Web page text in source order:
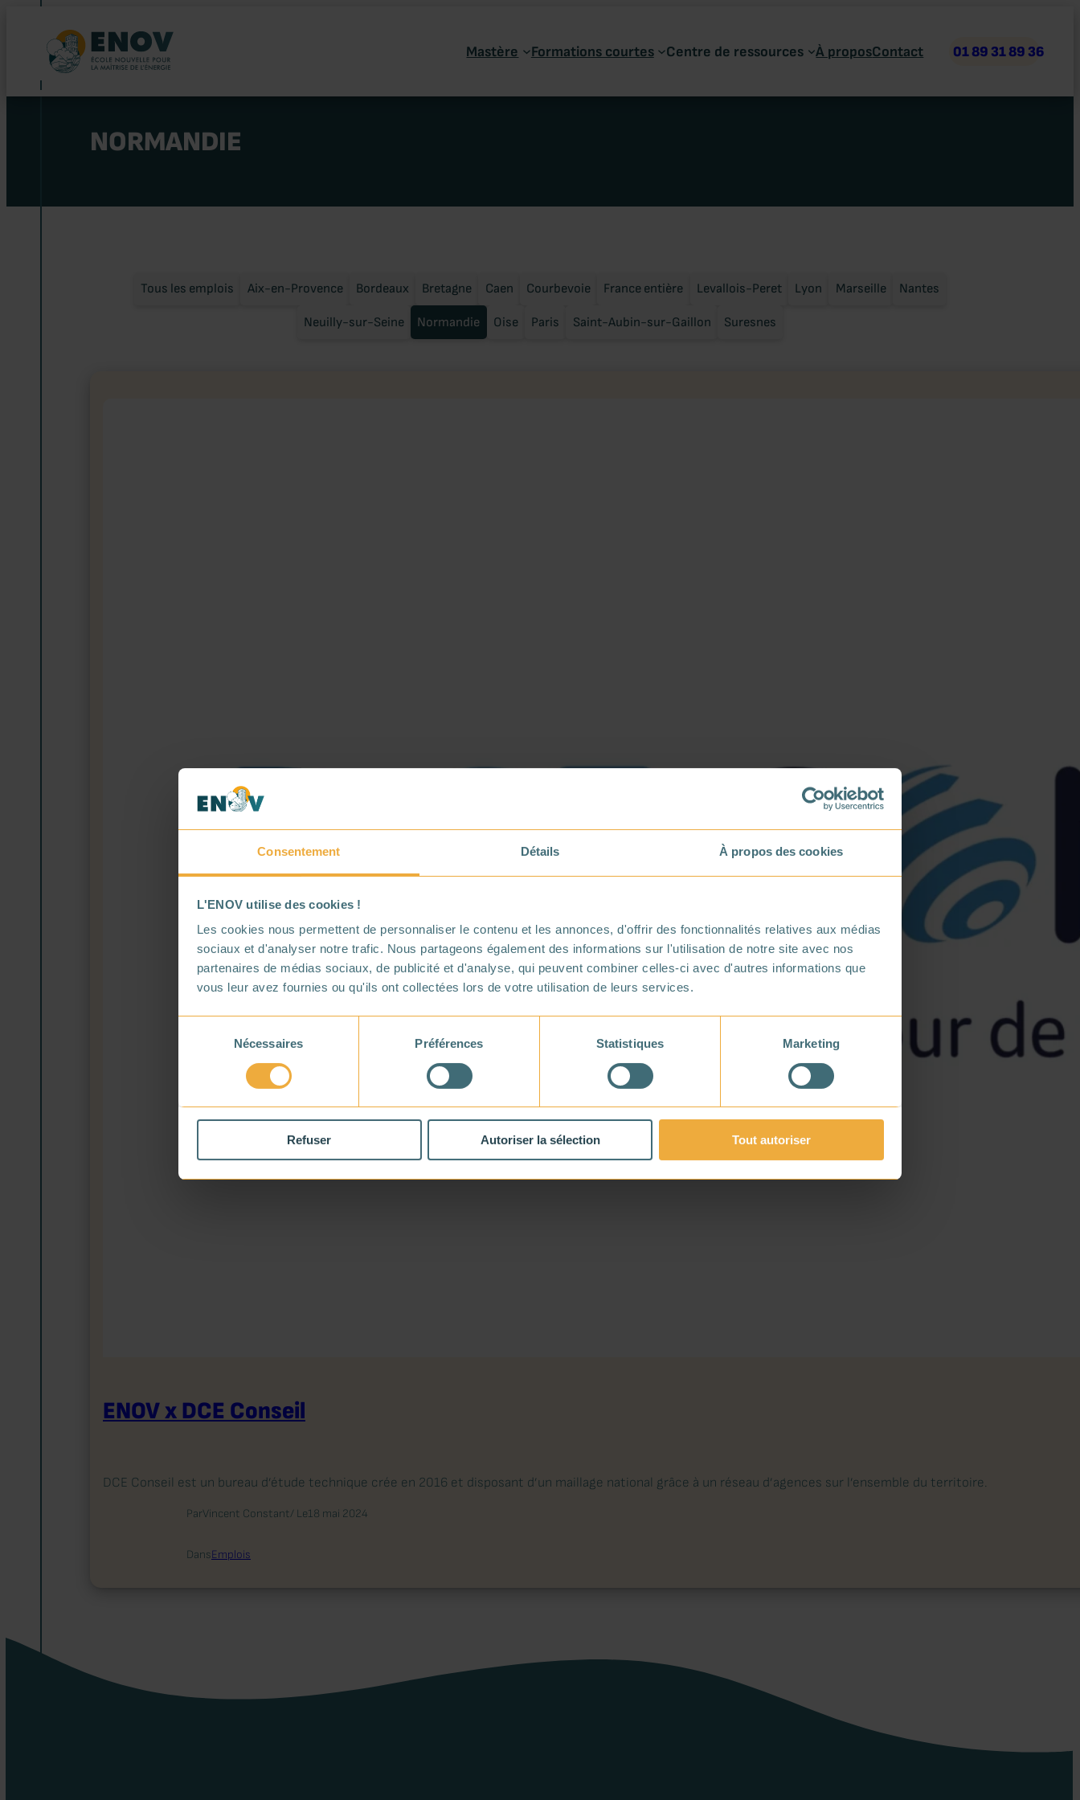
Consentement Détails À propos des cookies
L'ENOV utilise des cookies !
Les cookies nous permettent de personnaliser le contenu et les annonces, d'offrir des fonctionnalités relatives aux médias
sociaux et d'analyser notre trafic. Nous partageons également des informations sur l'utilisation de notre site avec nos
partenaires de médias sociaux, de publicité et d'analyse, qui peuvent combiner celles-ci avec d'autres informations que
vous leur avez fournies ou qu'ils ont collectées lors de votre utilisation de leurs services.
consentement
Nécessaires Préférences Statistiques Marketing
Refuser Autoriser la sélection Tout autoriser
contenu
Mastère Formations courtes Centre de ressources À proposContact 01 89 31 89 36
NORMANDIE
Tous les emplois Aix-en-Provence Bordeaux Bretagne Caen Courbevoie France entière Levallois-Peret Lyon Marseille Nantes
Neuilly-sur-Seine Normandie Oise Paris Saint-Aubin-sur-Gaillon Suresnes
ENOV x DCE Conseil
DCE Conseil est un bureau d’étude technique crée en 2016 et disposant d’un maillage national grâce à un réseau d’agences sur l’ensemble du territoire.
ParVincent Constant/ Le18 mai 2024
DansEmplois